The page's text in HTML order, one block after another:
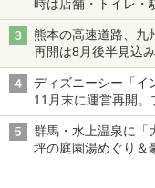
時は店舗・トイレ・
熊本の高速道路、九
再開は8月後半見込み
ディズニーシー「イ
11月末に運営再開
は1500円
群馬・水上温泉に「
坪の庭園湯めぐり＆